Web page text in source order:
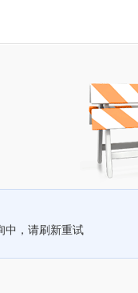
中，请刷新重试